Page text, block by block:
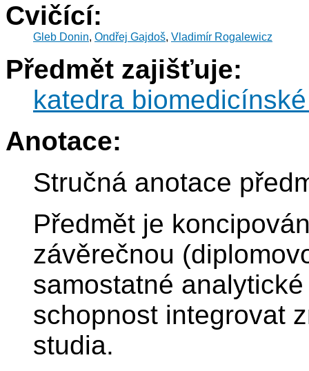
Cvičící:
Gleb Donin, Ondřej Gajdoš, Vladimír Rogalewicz
Předmět zajišťuje:
katedra
Anotace:
Stručná anotace
Předmět je
závěrečnou
samostatné
schopnost integrovat
studia.